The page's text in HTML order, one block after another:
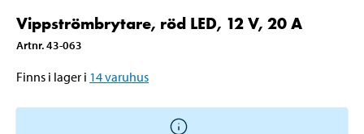
Vippströmbrytare, röd LED, 12 V, 20 A
Artnr.43-063
Finns i lager i 14varuhus